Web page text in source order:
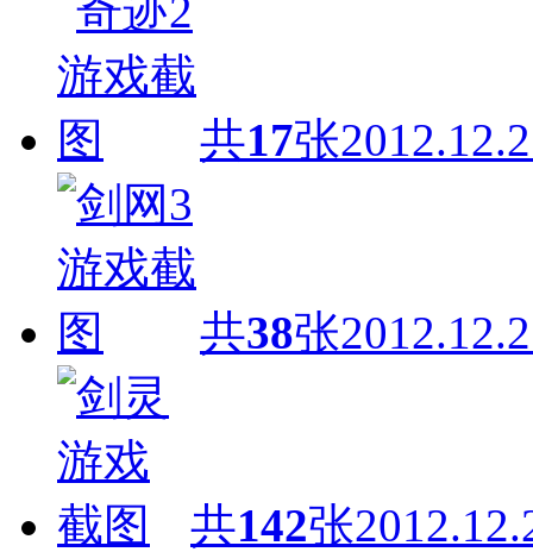
共17张
共38张
共142张